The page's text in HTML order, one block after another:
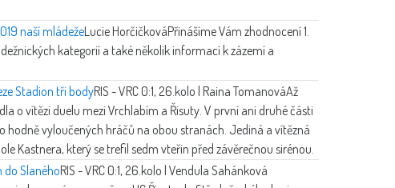
naší mládežeLucie HorčičkováPřinášíme Vám zhodnocení 1.
kategorií a také několik informací k zázemí a
Stadion tři bodyRIS - VRC 0:1, 26.kolo | Raina TomanováAž
o vítězi duelu mezi Vrchlabím a Řisuty. V první ani druhé části
hodně vyloučených hráčů na obou stranách. Jediná a vítězná
Kastnera, který se trefil sedm vteřin před závěrečnou sirénou.
do SlanéhoRIS - VRC 0:1, 26.kolo | Vendula Sahánková